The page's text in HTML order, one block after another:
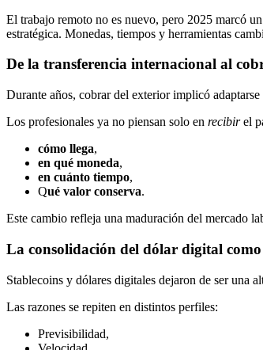
El trabajo remoto no es nuevo, pero 2025 marcó
estratégica. Monedas, tiempos y herramientas
De la transferencia internacional al
Durante años, cobrar del exterior implicó
Los profesionales ya no piensan solo en recibirel
cómo llega,
en qué moneda,
en cuánto tiempo,
Qué valor conserva.
Este cambio refleja una maduración del mercado
La consolidación del dólar digital
Stablecoins y dólares digitales dejaron de ser una
Las razones se repiten en distintos perfiles:
Previsibilidad,